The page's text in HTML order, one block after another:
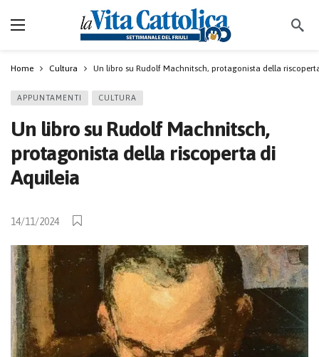
Home Cultura Un libro su Rudolf Machnitsch, protagonista della
APPUNTAMENTI CULTURA
Un libro su Rudolf Machnitsch,
protagonista della riscoperta di
Aquileia
14/11/2024